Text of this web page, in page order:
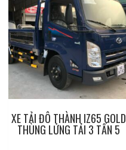
XE TẢI ĐÔ THÀNH IZ65 GOLD
THÙNG LỬNG TẢI 3 TẤN 5